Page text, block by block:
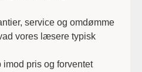
service og omdømme
vores læsere typisk
pris og forventet